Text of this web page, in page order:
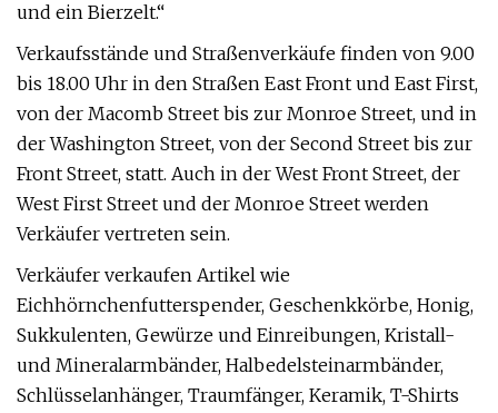
und ein Bierzelt.“
Verkaufsstände und Straßenverkäufe finden von 9.00
bis 18.00 Uhr in den Straßen East Front und East First,
von der Macomb Street bis zur Monroe Street, und in
der Washington Street, von der Second Street bis zur
Front Street, statt. Auch in der West Front Street, der
West First Street und der Monroe Street werden
Verkäufer vertreten sein.
Verkäufer verkaufen Artikel wie
Eichhörnchenfutterspender, Geschenkkörbe, Honig,
Sukkulenten, Gewürze und Einreibungen, Kristall-
und Mineralarmbänder, Halbedelsteinarmbänder,
Schlüsselanhänger, Traumfänger, Keramik, T-Shirts